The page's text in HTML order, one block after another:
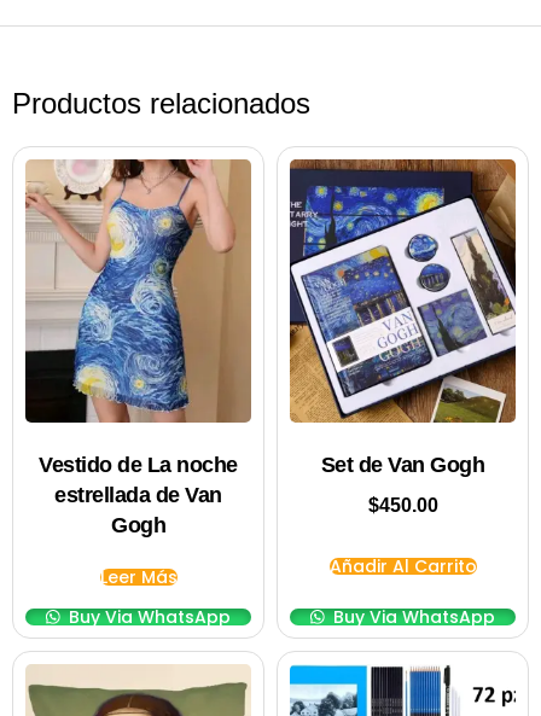
Productos relacionados
Vestido de La noche
estrellada de Van
Gogh
Leer Más
Buy Via WhatsApp
Set de Van Gogh
$450.00
Añadir Al Carrito
Buy Via WhatsApp